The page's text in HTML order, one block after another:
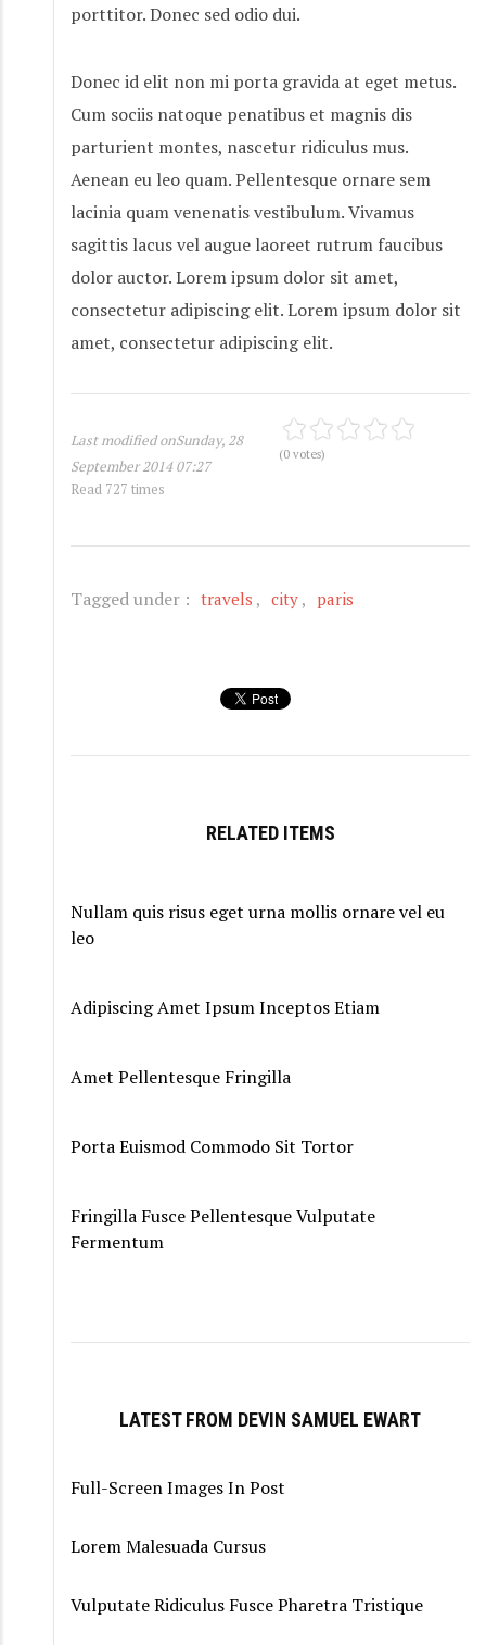
porttitor. Donec sed odio dui.
Donec id elit non mi porta gravida at eget metus.
Cum sociis natoque penatibus et magnis dis
parturient montes, nascetur ridiculus mus.
Aenean eu leo quam. Pellentesque ornare sem
lacinia quam venenatis vestibulum. Vivamus
sagittis lacus vel augue laoreet rutrum faucibus
dolor auctor. Lorem ipsum dolor sit amet,
consectetur adipiscing elit. Lorem ipsum dolor sit
amet, consectetur adipiscing elit.
Last modified onSunday, 28
September 2014 07:27
(0 votes)
Read 727 times
Tagged under : travels city paris
RELATED ITEMS
Nullam quis risus eget urna mollis ornare vel eu
leo
Adipiscing Amet Ipsum Inceptos Etiam
Amet Pellentesque Fringilla
Porta Euismod Commodo Sit Tortor
Fringilla Fusce Pellentesque Vulputate
Fermentum
LATEST FROM DEVIN SAMUEL EWART
Full-Screen Images In Post
Lorem Malesuada Cursus
Vulputate Ridiculus Fusce Pharetra Tristique